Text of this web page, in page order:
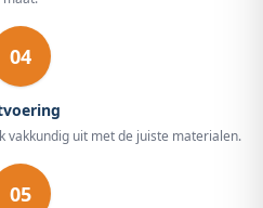
04
vakkundig uit met de juiste materialen.
05